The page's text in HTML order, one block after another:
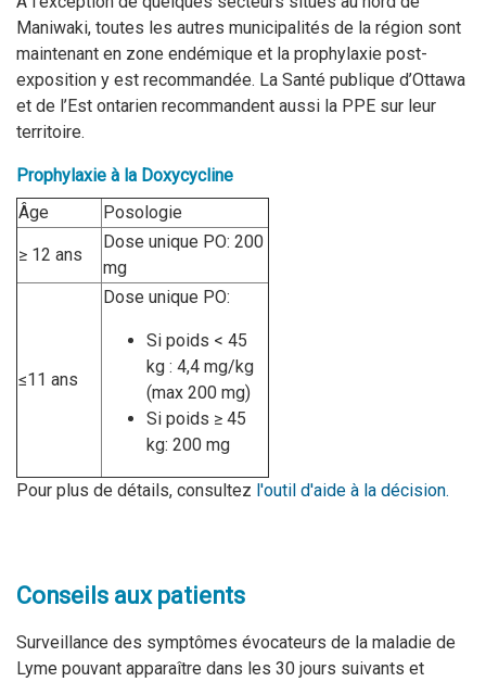
Maniwaki, toutes les autres municipalités de la région sont
maintenant en zone endémique et la prophylaxie post-
exposition y est recommandée. La Santé publique d’Ottawa
et de l’Est ontarien recommandent aussi la PPE sur leur
territoire.
Prophylaxie à la Doxycycline
Âge
Posologie
≥ 12 ans
Dose unique PO: 200
mg
≤11 ans
Dose unique PO:
Si poids < 45
kg : 4,4 mg/kg
(max 200 mg)
Si poids ≥ 45
kg: 200 mg
Pour plus de détails, consultez l'outil d'aide à la décision.
Conseils aux patients
Surveillance des symptômes évocateurs de la maladie de
Lyme pouvant apparaître dans les 30 jours suivants et